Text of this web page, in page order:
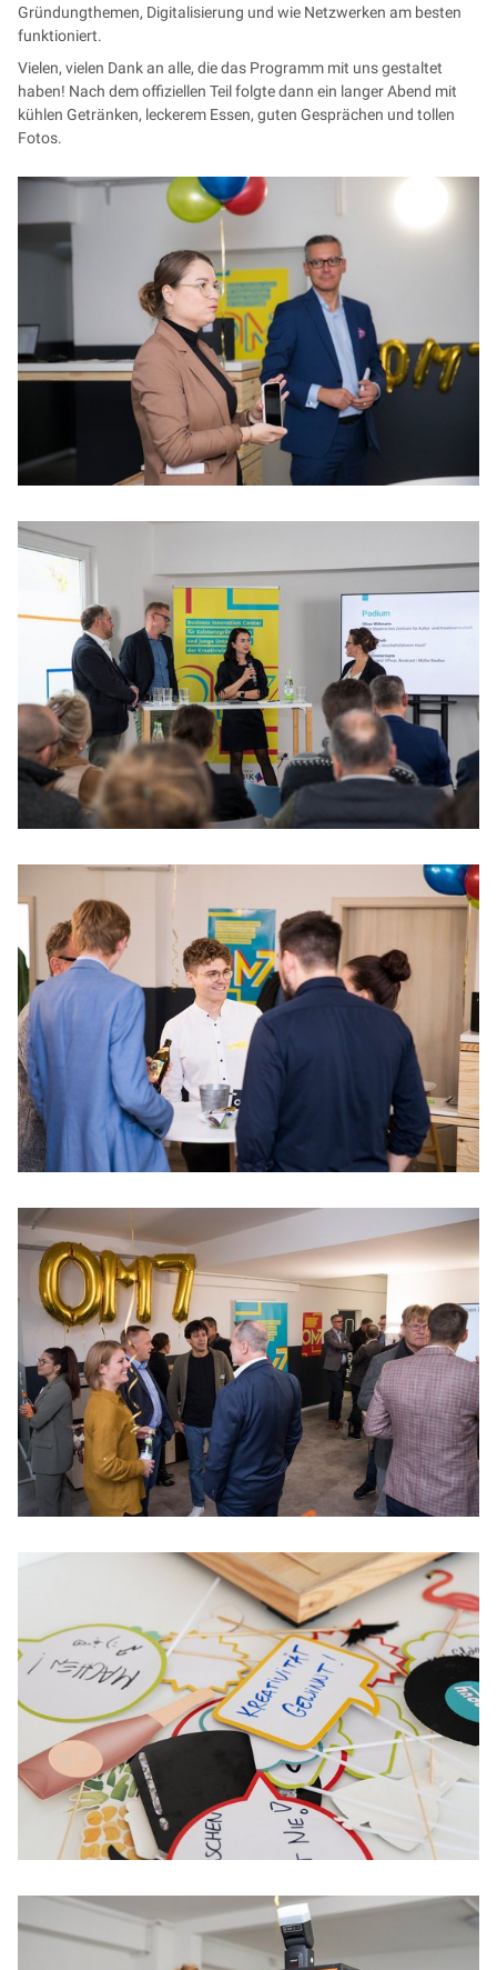
Gründungthemen, Digitalisierung und wie Netzwerken am besten
funktioniert.
Vielen, vielen Dank an alle, die das Programm mit uns gestaltet
haben! Nach dem offiziellen Teil folgte dann ein langer Abend mit
kühlen Getränken, leckerem Essen, guten Gesprächen und tollen
Fotos.